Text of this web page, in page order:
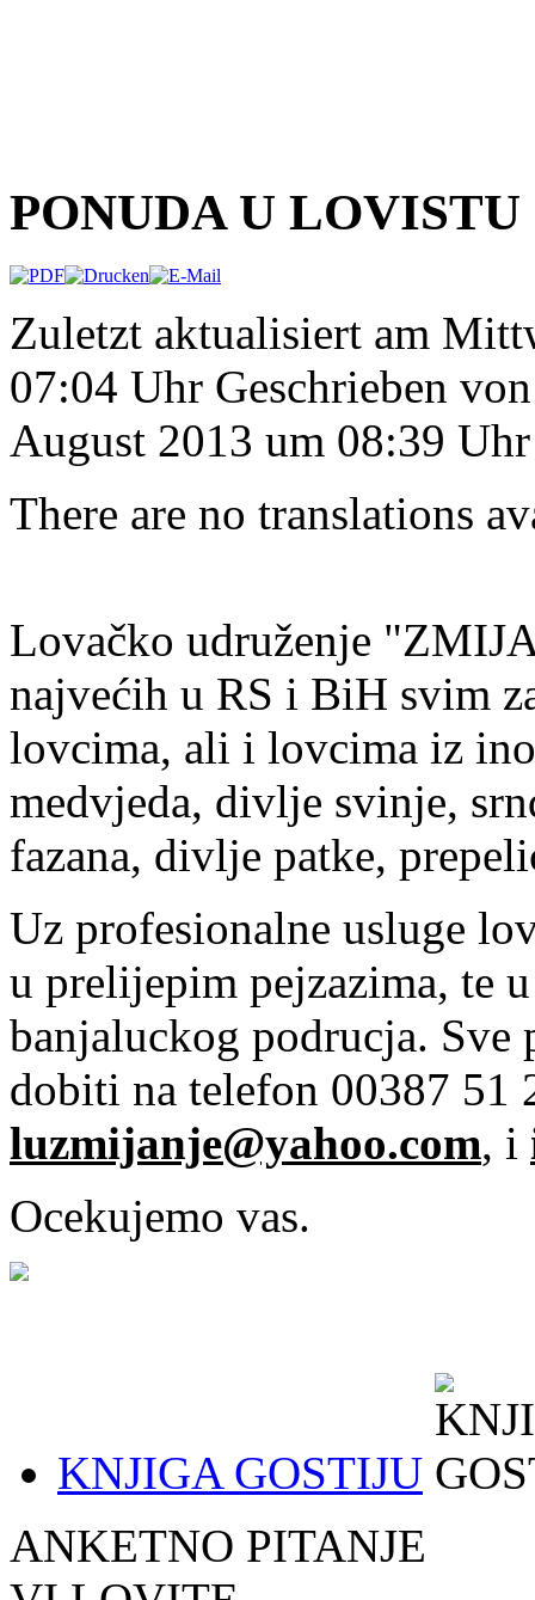
PONUDA U LOVISTU
Zuletzt aktualisiert am
07:04 Uhr Geschrieben
August 2013 um 08:39 Uhr
There are no translations
Lovačko udruženje
najvećih u RS i BiH svim
lovcima, ali i lovcima iz
medvjeda, divlje svinje,
fazana, divlje patke,
Uz profesionalne usluge
u prelijepim pejzazima, te
banjaluckog podrucja. Sve
dobiti na telefon 00387 51
luzmijanje@yahoo.com, i
Ocekujemo vas.
KNJIGA GOSTIJU
ANKETNO PITANJE